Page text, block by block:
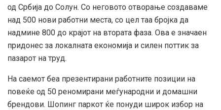
од Србија до Солун. Со неговото отворање создаваме
над 500 нови работни места, со цел таа бројка да
надмине 800 до крајот на втората фаза. Ова е значаен
придонес за локалната економија и силен поттик за
пазарот на труд.
На саемот беа презентирани работните позиции на
повеќе од 50 реномирани меѓународни и домашни
брендови. Шопинг паркот ќе понуди широк избор на